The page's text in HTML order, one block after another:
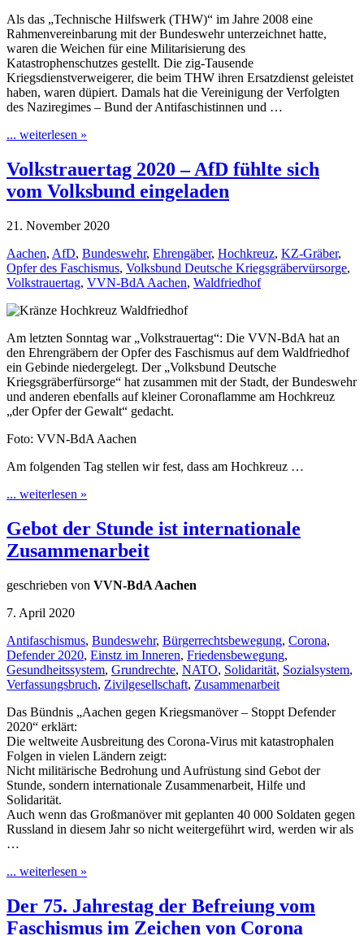
Als das „Technische Hilfswerk (THW)“ im Jahre 2008 eine
Rahmenvereinbarung mit der Bundeswehr unterzeichnet hatte,
waren die Weichen für eine Militarisierung des
Katastrophenschutzes gestellt. Die zig-Tausende
Kriegsdienstverweigerer, die beim THW ihren Ersatzdienst geleistet
haben, waren düpiert. Damals hat die Vereinigung der Verfolgten
des Naziregimes – Bund der Antifaschistinnen und …
... weiterlesen »
Volkstrauertag 2020 – AfD fühlte sich
vom Volksbund eingeladen
21. November 2020
Aachen, AfD, Bundeswehr, Ehrengäber, Hochkreuz, KZ-Gräber,
Opfer des Faschismus, Volksbund Deutsche Kriegsgräbervürsorge,
Volkstrauertag, VVN-BdA Aachen, Waldfriedhof
Am letzten Sonntag war „Volkstrauertag“: Die VVN-BdA hat an
den Ehrengräbern der Opfer des Faschismus auf dem Waldfriedhof
ein Gebinde niedergelegt. Der „Volksbund Deutsche
Kriegsgräberfürsorge“ hat zusammen mit der Stadt, der Bundeswehr
und anderen ebenfalls auf kleiner Coronaflamme am Hochkreuz
„der Opfer der Gewalt“ gedacht.
Foto: VVN-BdA Aachen
Am folgenden Tag stellen wir fest, dass am Hochkreuz …
... weiterlesen »
Gebot der Stunde ist internationale
Zusammenarbeit
geschrieben von VVN-BdA Aachen
7. April 2020
Antifaschismus, Bundeswehr, Bürgerrechtsbewegung, Corona,
Defender 2020, Einstz im Inneren, Friedensbewegung,
Gesundheitssystem, Grundrechte, NATO, Solidarität, Sozialsystem,
Verfassungsbruch, Zivilgesellschaft, Zusammenarbeit
Das Bündnis „Aachen gegen Kriegsmanöver – Stoppt Defender
2020“ erklärt:
Die weltweite Ausbreitung des Corona-Virus mit katastrophalen
Folgen in vielen Ländern zeigt:
Nicht militärische Bedrohung und Aufrüstung sind Gebot der
Stunde, sondern internationale Zusammenarbeit, Hilfe und
Solidarität.
Auch wenn das Großmanöver mit geplanten 40 000 Soldaten gegen
Russland in diesem Jahr so nicht weitergeführt wird, werden wir als
…
... weiterlesen »
Der 75. Jahrestag der Befreiung vom
Faschismus im Zeichen von Corona